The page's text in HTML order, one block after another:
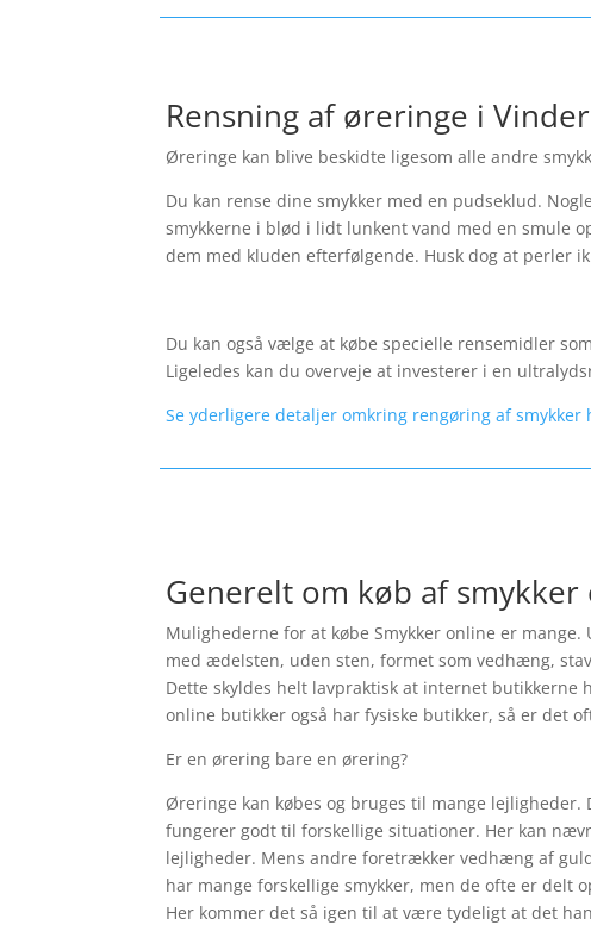
Rensning af øreringe i
Øreringe kan blive beskidte ligesom alle andre
Du kan rense dine smykker med en pudseklud.
smykkerne i blød i lidt lunkent vand med en smule
dem med kluden efterfølgende. Husk dog at perler
Du kan også vælge at købe specielle rensemidler
Ligeledes kan du overveje at investerer i en
Se yderligere detaljer omkring rengøring af smykker
Generelt om køb af smykker
Mulighederne for at købe Smykker online er
med ædelsten, uden sten, formet som vedhæng,
Dette skyldes helt lavpraktisk at internet butikkerne
online butikker også har fysiske butikker, så er det
Er en ørering bare en ørering?
Øreringe kan købes og bruges til mange
fungerer godt til forskellige situationer. Her kan
lejligheder. Mens andre foretrækker vedhæng af
har mange forskellige smykker, men de ofte er delt
Her kommer det så igen til at være tydeligt at det